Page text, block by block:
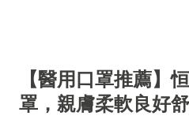
【醫用口罩推薦】
罩，親膚柔軟良好